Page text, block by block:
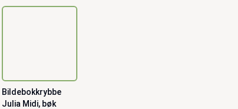
Bildebokkrybbe
Julia Midi, bøk